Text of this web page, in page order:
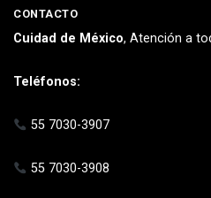
CONTACTO
Cuidad de México, Atención a
Teléfonos:
55 7030-3907
55 7030-3908